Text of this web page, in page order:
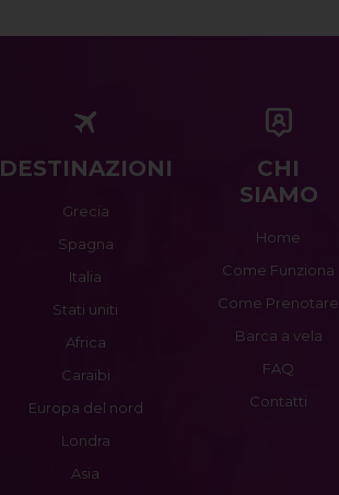
DESTINAZIONI
Grecia
Spagna
Italia
Stati uniti
Africa
Caraibi
Europa del nord
Londra
Asia
CHI
SIAMO
Home
Come Funziona
Come Prenotare
Barca a vela
FAQ
Contatti